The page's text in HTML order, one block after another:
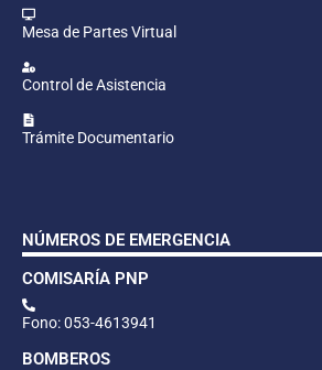
Mesa de Partes Virtual
Control de Asistencia
Trámite Documentario
NÚMEROS DE EMERGENCIA
COMISARÍA PNP
Fono: 053-4613941
BOMBEROS